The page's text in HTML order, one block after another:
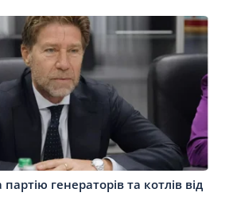
генераторів та котлів від